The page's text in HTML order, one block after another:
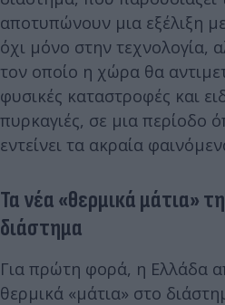
αποτυπώνουν μια εξέλιξη
όχι μόνο στην τεχνολογία,
τον οποίο η χώρα θα
φυσικές καταστροφές και
πυρκαγιές, σε μια περίοδο
εντείνει τα ακραία
Τα νέα «θερμικά μάτια»
διάστημα
Για πρώτη φορά, η Ελλάδα
θερμικά «μάτια» στο